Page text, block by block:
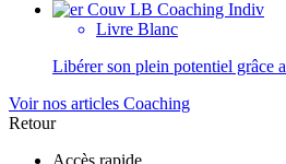
Livre Blanc
Libérer son plein potentiel grâce
Voir nos articles Coaching
Retour
Accès rapide